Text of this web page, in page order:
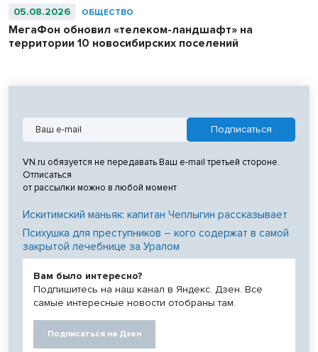
05.08.2026 ОБЩЕСТВО
МегаФон обновил «телеком-ландшафт» на
территории 10 новосибирских поселений
VN.ru обязуется не передавать Ваш e-mail третьей стороне.
Отписаться
от рассылки можно в любой момент
Искитимский маньяк: капитан Чеплыгин рассказывает
Психушка для преступников – кого содержат в самой
закрытой лечебнице за Уралом
Вам было интересно?
Подпишитесь на наш канал в Яндекс. Дзен. Все
самые интересные новости отобраны там.
Подписаться на Дзен